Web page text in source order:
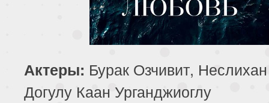
82 серия
83 серия
86 серия
87 серия
89 серия
90 серия
91 серия
Актеры: Бурак Озчивит,
Догулу Каан Урганджиоглу